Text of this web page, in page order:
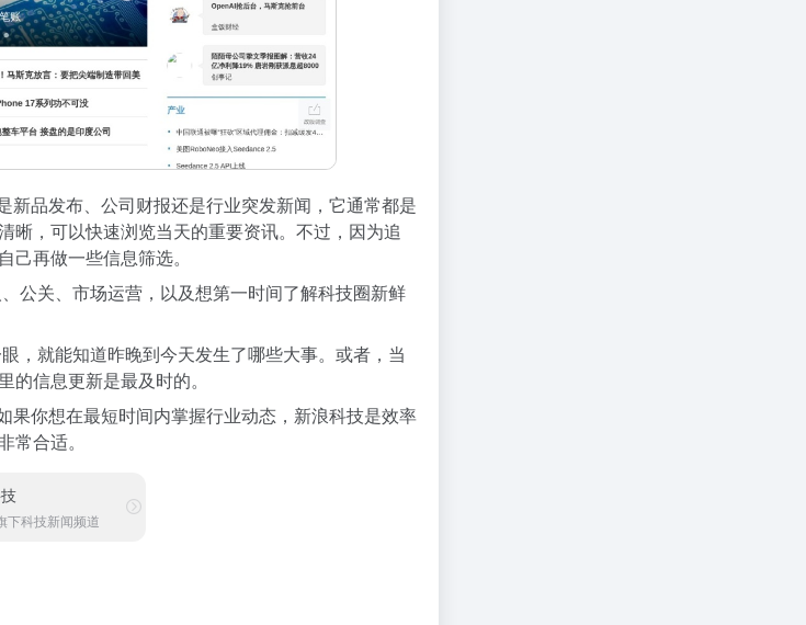
新品发布、公司财报还是行业突发新闻，它通常都是
晰，可以快速浏览当天的重要资讯。不过，因为追
再做一些信息筛选。
公关、市场运营，以及想第一时间了解科技圈新鲜
，就能知道昨晚到今天发生了哪些大事。或者，当
信息更新是最及时的。
果你想在最短时间内掌握行业动态，新浪科技是效率
合适。
下科技新闻频道